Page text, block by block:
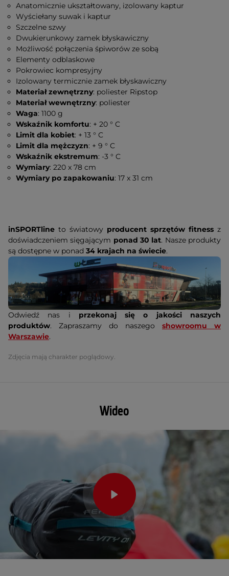
Anatomicznie ukształtowany, izolowany kaptur
Wyściełany suwak i kaptur
Szczelne szwy
Dwukierunkowy zamek błyskawiczny
Możliwość połączenia śpiworów ze sobą
Elementy odblaskowe
Pokrowiec kompresyjny
Izolowany termicznie zamek błyskawiczny
Materiał zewnętrzny: poliester Ripstop
Materiał wewnętrzny: poliester
Waga: 1100 g
Wskaźnik komfortu: + 20 ° C
Limit dla kobiet: + 13 ° C
Limit dla mężczyzn: + 9 ° C
Wskaźnik ekstremum: -3 ° C
Wymiary: 220 x 78 cm
Wymiary po zapakowaniu: 17 x 31 cm
inSPORTline to światowy producent sprzętów fitness z
doświadczeniem sięgającym ponad 30 lat. Nasze produkty
są dostępne w ponad 34 krajach na świecie.
Odwiedź nas i przekonaj się o jakości naszych
produktów. Zapraszamy do naszego showroomu w
Warszawie.
Zdjęcia mają charakter poglądowy.
Wideo